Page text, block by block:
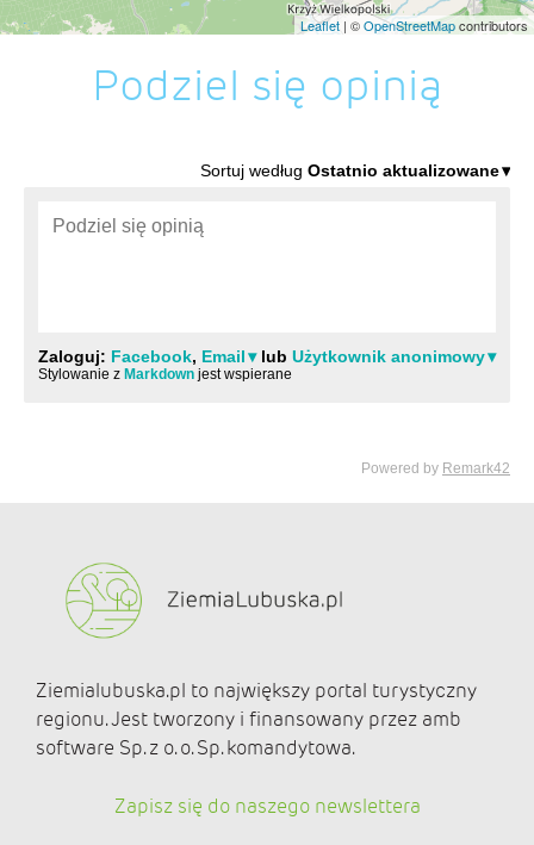
Leaflet | ©OpenStreetMapcontributors
Podziel się opinią
Ziemialubuska.pl to największy portal turystyczny
regionu. Jest tworzony i finansowany przez amb
software Sp. z o. o. Sp. komandytowa.
Zapisz się do naszego newslettera